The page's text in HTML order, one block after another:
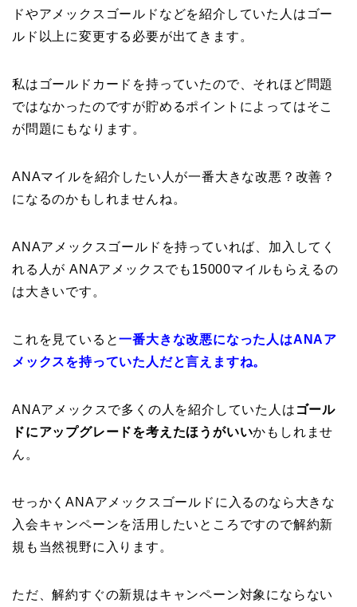
ドやアメックスゴールドなどを紹介していた人はゴー
ルド以上に変更する必要が出てきます。
私はゴールドカードを持っていたので、それほど問題
ではなかったのですが貯めるポイントによってはそこ
が問題にもなります。
ANAマイルを紹介したい人が一番大きな改悪？改善？
になるのかもしれませんね。
ANAアメックスゴールドを持っていれば、加入してく
れる人が ANAアメックスでも15000マイルもらえるの
は大きいです。
これを見ていると一番大きな改悪になった人はANAア
メックスを持っていた人だと言えますね。
ANAアメックスで多くの人を紹介していた人は ゴール
ドにアップグレードを考えたほうがいいかもしれませ
ん。
せっかくANAアメックスゴールドに入るのなら大きな
入会キャンペーンを活用したいところですので解約新
規も当然視野に入ります。
ただ、解約すぐの新規はキャンペーン対象にならない